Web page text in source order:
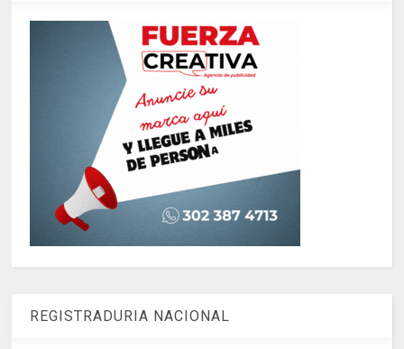
REGISTRADURIA NACIONAL